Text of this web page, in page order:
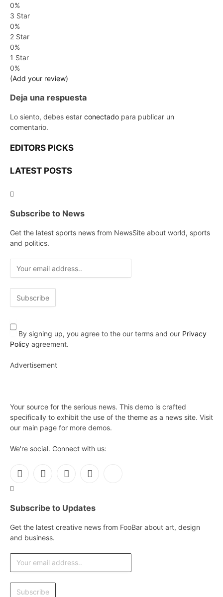
0%
3 Star
0%
2 Star
0%
1 Star
0%
(Add your review)
Deja una respuesta
Lo siento, debes estar conectado para publicar un
comentario.
EDITORS PICKS
LATEST POSTS
Subscribe to News
Get the latest sports news from NewsSite about world, sports
and politics.
By signing up, you agree to the our terms and our Privacy
Policy agreement.
Advertisement
Your source for the serious news. This demo is crafted
specifically to exhibit the use of the theme as a news site. Visit
our main page for more demos.
We're social. Connect with us:
Facebook
X
InstagramPinterest
Subscribe to Updates
Get the latest creative news from FooBar about art, design
and business.